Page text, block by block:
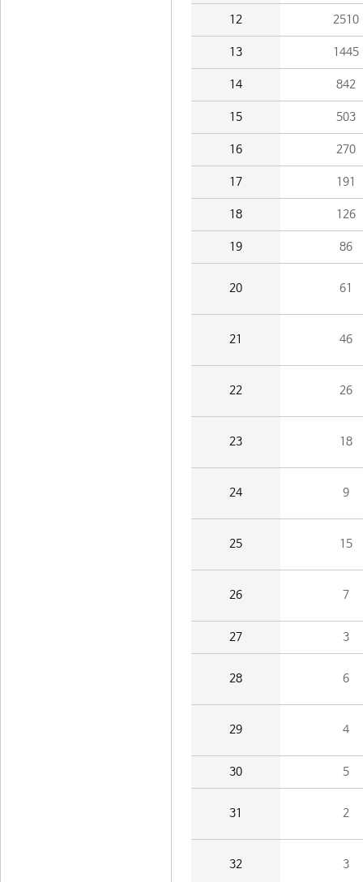
12 2510
13 1445
14 842
15 503
16 270
17 191
18 126
19 86
20 61
21 46
22 26
23 18
24 9
25 15
26 7
27 3
28 6
29 4
30 5
31 2
32 3